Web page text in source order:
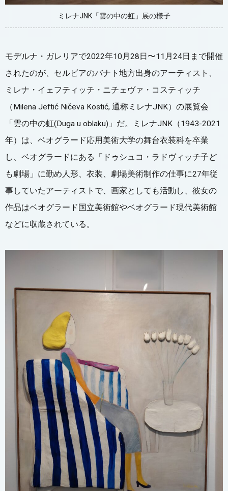
ミレナJNK「雲の中の虹」展の様子
モデルナ・ガレリアで2022年10月28日〜11月24日まで開催
されたのが、セルビアのバナト地方出身のアーティスト、
ミレナ・イェフティッチ・ニチェヴァ・コスティッチ
（Milena Jeftić Ničeva Kostić, 通称ミレナJNK）の展覧会
「雲の中の虹(Duga u oblaku)」だ。ミレナJNK（1943-2021
年）は、ベオグラード応用美術大学の舞台衣装科を卒業
し、ベオグラードにある「ドゥシュコ・ラドヴィッチ子ど
も劇場」に勤め人形、衣装、劇場美術制作の仕事に27年従
事していたアーティストで、画家としても活動し、彼女の
作品はベオグラード国立美術館やベオグラード現代美術館
などに収蔵されている。